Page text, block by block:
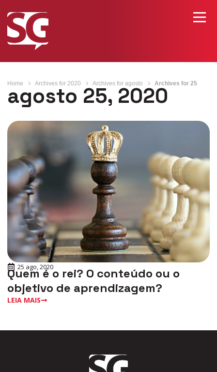
Home Archives for 2020 Archives for agosto Archives for 25
agosto 25, 2020
25 ago, 2020
Quem é o rei? O conteúdo ou o
objetivo de aprendizagem?
LEIA MAIS